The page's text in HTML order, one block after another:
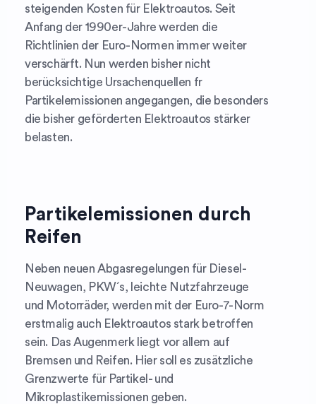
steigenden Kosten für Elektroautos. Seit
Anfang der 1990er-Jahre werden die
Richtlinien der Euro-Normen immer weiter
verschärft. Nun werden bisher nicht
berücksichtige Ursachenquellen fr
Partikelemissionen angegangen, die besonders
die bisher geförderten Elektroautos stärker
belasten.
Partikelemissionen durch
Reifen
Neben neuen Abgasregelungen für Diesel-
Neuwagen, PKW´s, leichte Nutzfahrzeuge
und Motorräder, werden mit der Euro-7-Norm
erstmalig auch Elektroautos stark betroffen
sein. Das Augenmerk liegt vor allem auf
Bremsen und Reifen. Hier soll es zusätzliche
Grenzwerte für Partikel- und
Mikroplastikemissionen geben.